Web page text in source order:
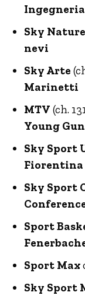
Sky Nature
nevi
Sky Arte
Marinetti
MTV (ch.
Young
Sky Sport
Fiorentina
Sky Sport
Sport
Sport Max
Sky Sport